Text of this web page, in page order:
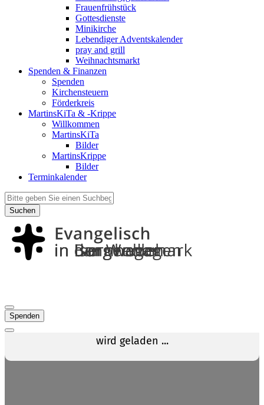
Frauenfrühstück
Gottesdienste
Minikirche
Lebendiger Adventskalender
pray and grill
Weihnachtsmarkt
Spenden & Finanzen
Spenden
Kirchensteuern
Förderkreis
MartinsKiTa & -Krippe
Willkommen
MartinsKiTa
Bilder
MartinsKrippe
Bilder
Terminkalender
Suchen
Spenden